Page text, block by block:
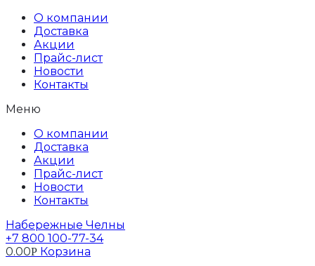
Перейти
содержимому
О компании
Доставка
Акции
Прайс-лист
Новости
Контакты
Меню
О компании
Доставка
Акции
Прайс-лист
Новости
Контакты
Набережные Челны
+7 800 100-77-34
0.00Р Корзина